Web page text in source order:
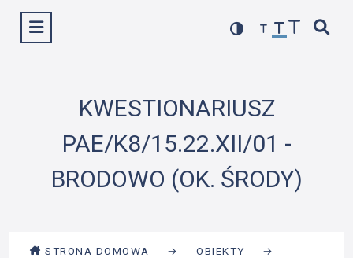
Wyświetl menu
KWESTIONARIUSZ
PAE/K8/15.22.XII/01 -
BRODOWO (OK. ŚRODY)
STRONA DOMOWA → OBIEKTY
→